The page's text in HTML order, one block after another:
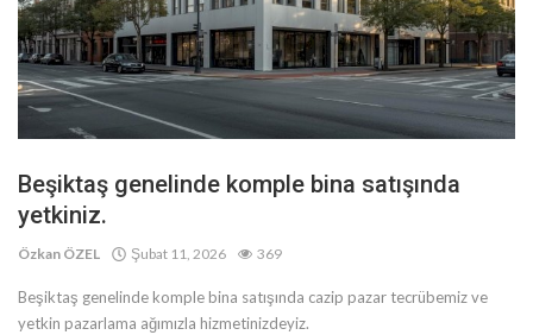
Beşiktaş genelinde komple bina satışında
yetkiniz.
Özkan ÖZEL Şubat 11, 2026 369
Beşiktaş genelinde komple bina satışında cazip pazar tecrübemiz ve
yetkin pazarlama ağımızla hizmetinizdeyiz.